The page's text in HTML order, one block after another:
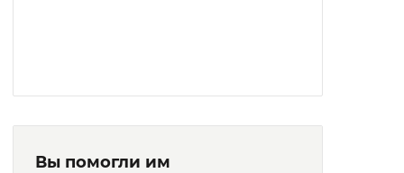
Вы помогли им